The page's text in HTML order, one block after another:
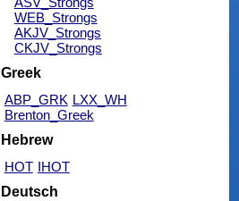
WEB_Strongs
AKJV_Strongs
CKJV_Strongs
Greek
ABP_GRK LXX_WH
Brenton_Greek
Hebrew
HOT IHOT
Deutsch